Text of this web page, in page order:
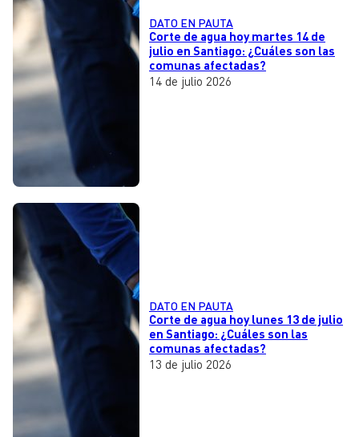
DATO EN PAUTA
Corte de agua hoy martes 14 de
julio en Santiago: ¿Cuáles son las
comunas afectadas?
14 de julio 2026
DATO EN PAUTA
Corte de agua hoy lunes 13 de julio
en Santiago: ¿Cuáles son las
comunas afectadas?
13 de julio 2026